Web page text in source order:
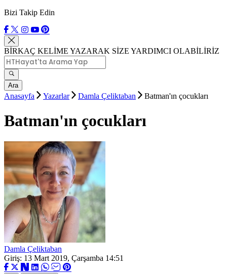
Bizi Takip Edin
BİRKAÇ KELİME YAZARAK SİZE YARDIMCI OLABİLİRİZ
Ara
Anasayfa Yazarlar Damla Çeliktaban Batman'ın çocukları
Batman'ın çocukları
Damla Çeliktaban
Giriş: 13 Mart 2019, Çarşamba 14:51